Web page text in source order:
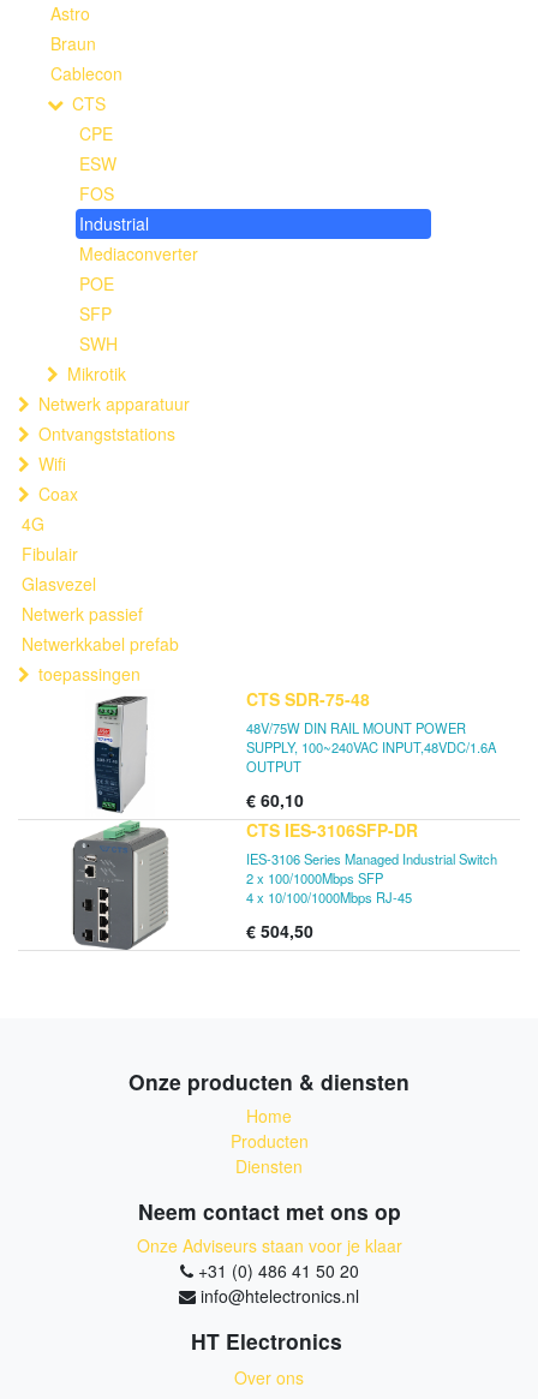
Astro
Braun
Cablecon
CTS
CPE
ESW
FOS
Industrial
Mediaconverter
POE
SFP
SWH
Mikrotik
Netwerk apparatuur
Ontvangststations
Wifi
Coax
4G
Fibulair
Glasvezel
Netwerk passief
Netwerkkabel prefab
toepassingen
CTS SDR-75-48
48V/75W DIN RAIL MOUNT POWER
SUPPLY, 100~240VAC INPUT,48VDC/1.6A
OUTPUT
€ 60,10
CTS IES-3106SFP-DR
IES-3106 Series Managed Industrial Switch
2 x 100/1000Mbps SFP
4 x 10/100/1000Mbps RJ-45
€ 504,50
Onze producten & diensten
Home
Producten
Diensten
Neem contact met ons op
Onze Adviseurs staan voor je klaar
+31 (0) 486 41 50 20
info@htelectronics.nl
HT Electronics
Over ons